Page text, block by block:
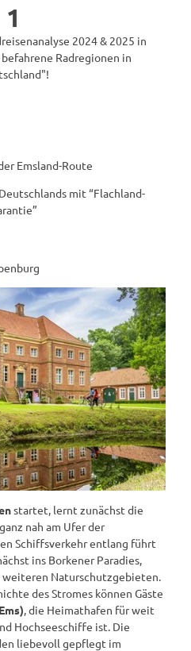
1
2024 & 2025 in
Radregionen in
Emsland-Route
mit “Flachland-
startet, lernt zunächst die
nah am Ufer der
Schiffsverkehr entlang führt
ins Borkener Paradies,
Naturschutzgebieten.
des Stromes können Gäste
, die Heimathafen für weit
Hochseeschiffe ist. Die
liebevoll gepflegt im